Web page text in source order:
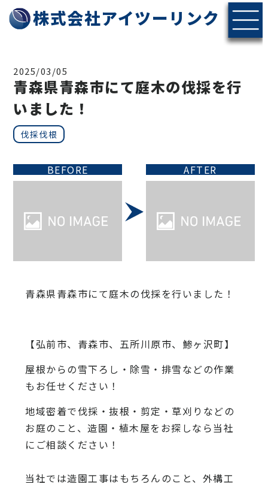
株式会社アイツーリンク
2025/03/05
青森県青森市にて庭木の伐採を行
いました！
伐採伐根
BEFORE AFTER
青森県青森市にて庭木の伐採を行いました！
【弘前市、青森市、五所川原市、鯵ヶ沢町】
屋根からの雪下ろし・除雪・排雪などの作業
もお任せください！
地域密着で伐採・抜根・剪定・草刈りなどの
お庭のこと、造園・ 植木屋をお探しなら当社
にご相談ください！
当社では造園工事はもちろんのこと、 外構工